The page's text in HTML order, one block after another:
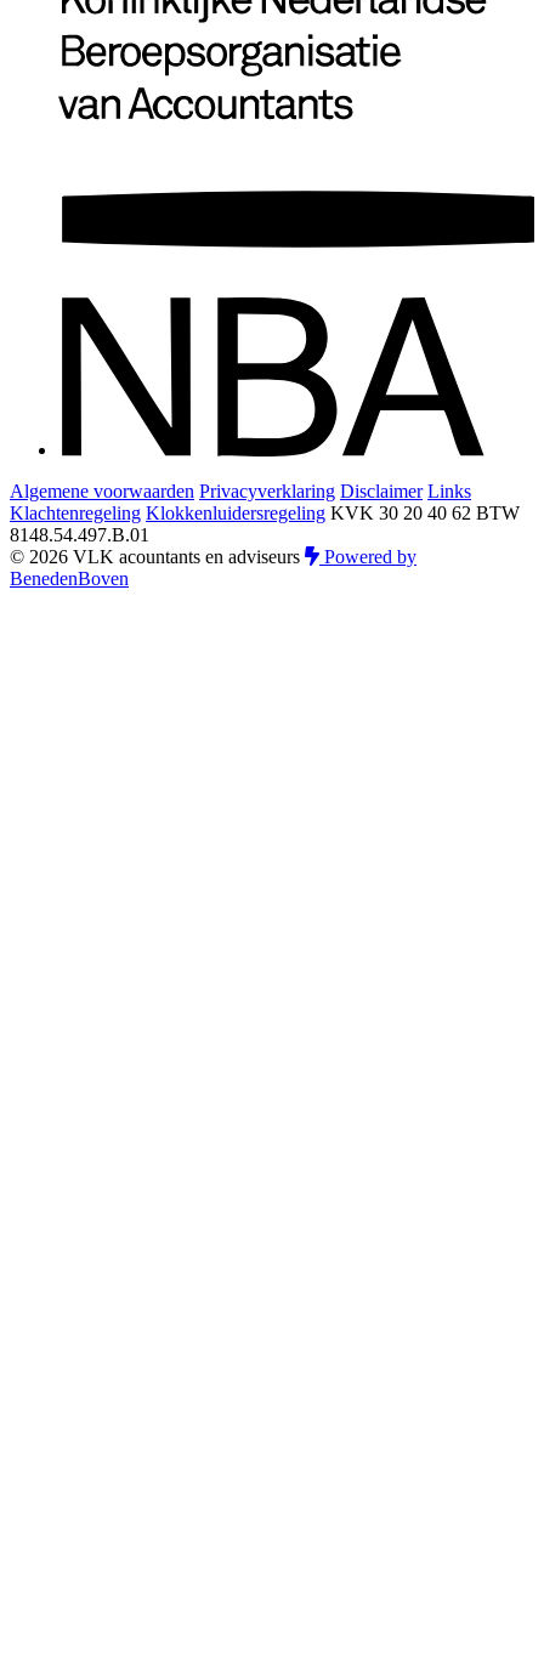
Algemene voorwaarden Privacyverklaring Disclaimer Links
Klachtenregeling Klokkenluidersregeling KVK 30 20 40 62 BTW
8148.54.497.B.01
© 2026 VLK acountants en adviseurs
Powered by
BenedenBoven